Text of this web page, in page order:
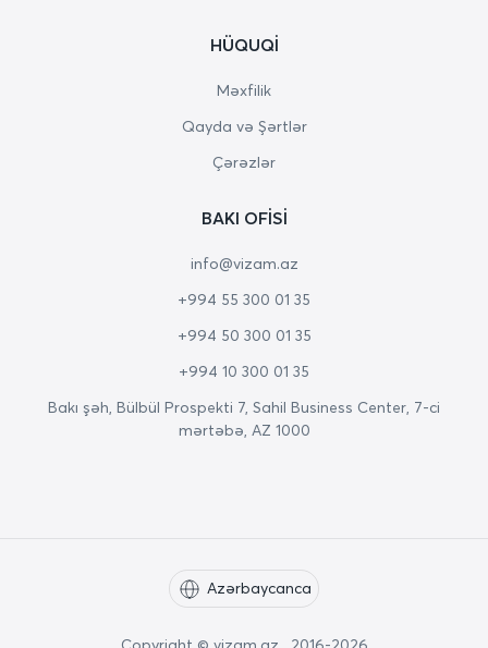
HÜQUQI
Məxfilik
Qayda və Şərtlər
Çərəzlər
BAKI OFISI
info@vizam.az
+994 55 300 01 35
+994 50 300 01 35
+994 10 300 01 35
Bakı şəh, Bülbül Prospekti 7, Sahil Business Center, 7-ci
mərtəbə, AZ 1000
Azərbaycanca